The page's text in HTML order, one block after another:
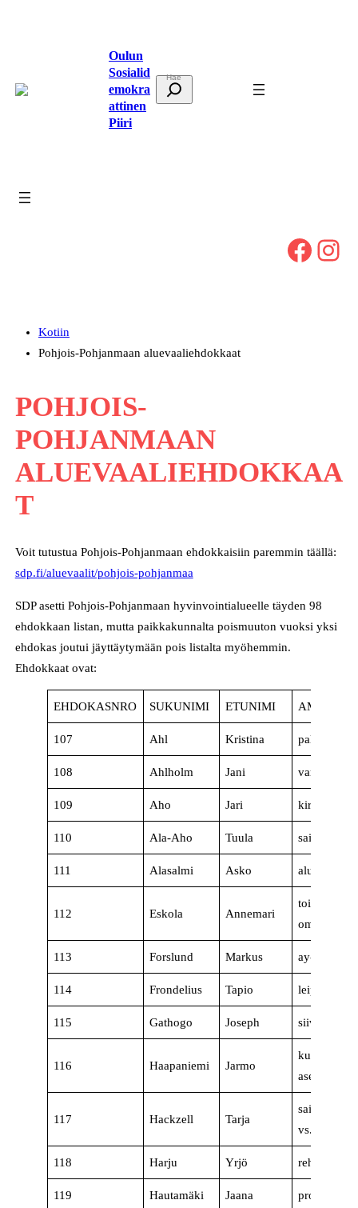
Oulun
Sosialid
emokra
attinen
Piiri
t
Facebook Instagram
Kotiin
Pohjois-Pohjanmaan aluevaaliehdokkaat
POHJOIS-
POHJANMAAN
ALUEVAALIEHDOKKAA
T
Voit tutustua Pohjois-Pohjanmaan ehdokkaisiin paremmin täällä:
sdp.fi/aluevaalit/pohjois-pohjanmaa
SDP asetti Pohjois-Pohjanmaan hyvinvointialueelle täyden 98
ehdokkaan listan, mutta paikkakunnalta poismuuton vuoksi yksi
ehdokas joutui jäyttäytymään pois listalta myöhemmin.
Ehdokkaat ovat:
EHDOKASNRO SUKUNIMI ETUNIMI AMMATTI
107 Ahl Kristina
108 Ahlholm Jani
109 Aho Jari kirvesmies
110 Ala-Aho Tuula
111 Alasalmi Asko
112 Eskola Annemari
113 Forslund Markus ay-
114 Frondelius Tapio leipuri,
115 Gathogo Joseph siivooja
116 Haapaniemi Jarmo
117 Hackzell Tarja
vs.
118 Harju Yrjö rehtori,
119 Hautamäki Jaana